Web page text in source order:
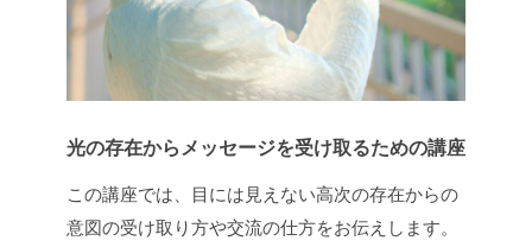
光の存在からメッセージを受け取るための講座
この講座では、目には見えない高次の存在からの
意図の受け取り方や交流の仕方をお伝えします。